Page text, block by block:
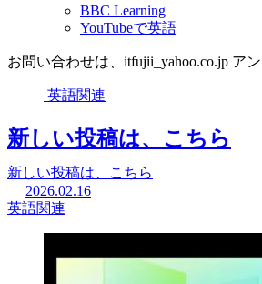
BBC Learning
YouTubeで英語
お問い合わせは、itfujii_yahoo.co.jp ア
英語関連
新しい投稿は、こちら
新しい投稿は、こちら
2026.02.16
英語関連